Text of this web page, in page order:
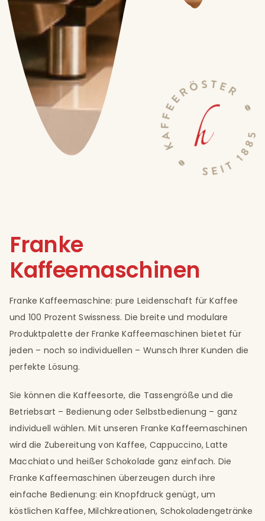
Franke
Kaffeemaschinen
Franke Kaffeemaschine: pure Leidenschaft für Kaffee
und 100 Prozent Swissness. Die breite und modulare
Produktpalette der Franke Kaffeemaschinen bietet für
jeden – noch so individuellen – Wunsch Ihrer Kunden die
perfekte Lösung.
Sie können die Kaffeesorte, die Tassengröße und die
Betriebsart – Bedienung oder Selbstbedienung – ganz
individuell wählen. Mit unseren Franke Kaffeemaschinen
wird die Zubereitung von Kaffee, Cappuccino, Latte
Macchiato und heißer Schokolade ganz einfach. Die
Franke Kaffeemaschinen überzeugen durch ihre
einfache Bedienung: ein Knopfdruck genügt, um
köstlichen Kaffee, Milchkreationen, Schokoladengetränke